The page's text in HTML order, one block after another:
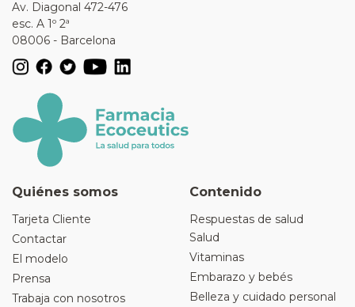
Av. Diagonal 472-476
esc. A 1º 2ª
08006 - Barcelona
Quiénes somos
Tarjeta Cliente
Contactar
El modelo
Prensa
Trabaja con nosotros
Contenido
Respuestas de salud
Salud
Vitaminas
Embarazo y bebés
Belleza y cuidado personal